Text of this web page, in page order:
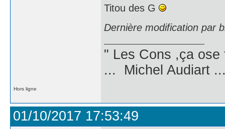
Titou des G
Dernière modification par
" Les Cons ,ça
... Michel Audiart
Hors ligne
01/10/2017 17:53:49